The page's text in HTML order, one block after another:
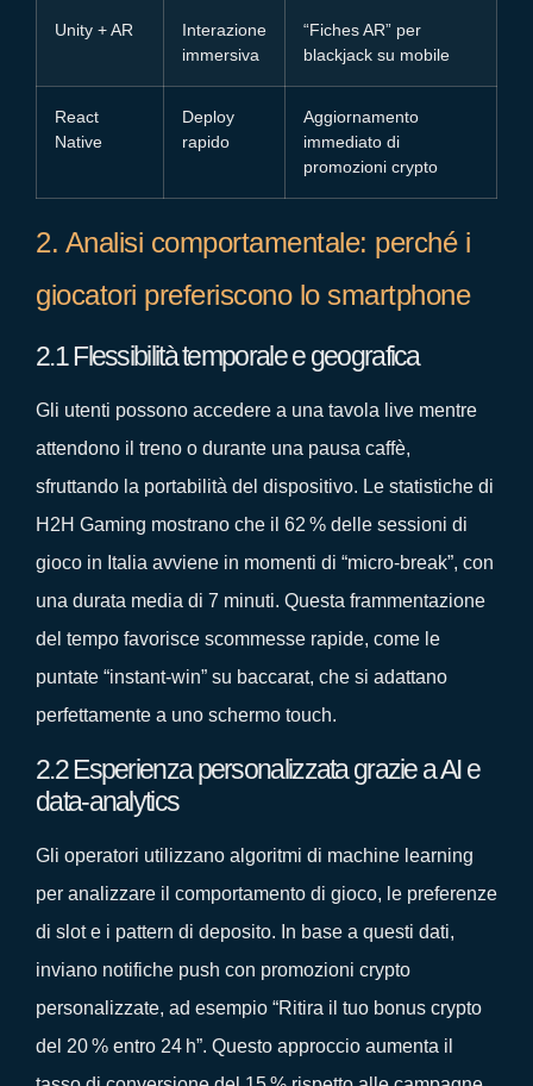
Unity + AR
Interazione
immersiva
“Fiches AR” per
blackjack su mobile
React
Native
Deploy
rapido
Aggiornamento
immediato di
promozioni crypto
2. Analisi comportamentale: perché i
giocatori preferiscono lo smartphone
2.1 Flessibilità temporale e geografica
Gli utenti possono accedere a una tavola live mentre
attendono il treno o durante una pausa caffè,
sfruttando la portabilità del dispositivo. Le statistiche di
H2H Gaming mostrano che il 62 % delle sessioni di
gioco in Italia avviene in momenti di “micro‑break”, con
una durata media di 7 minuti. Questa frammentazione
del tempo favorisce scommesse rapide, come le
puntate “instant‑win” su baccarat, che si adattano
perfettamente a uno schermo touch.
2.2 Esperienza personalizzata grazie a AI e
data‑analytics
Gli operatori utilizzano algoritmi di machine learning
per analizzare il comportamento di gioco, le preferenze
di slot e i pattern di deposito. In base a questi dati,
inviano notifiche push con promozioni crypto
personalizzate, ad esempio “Ritira il tuo bonus crypto
del 20 % entro 24 h”. Questo approccio aumenta il